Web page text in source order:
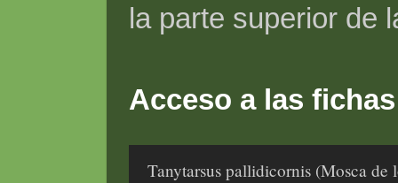
la parte superior de
Acceso a las
Tanytarsus pallidicornis (Mosca de